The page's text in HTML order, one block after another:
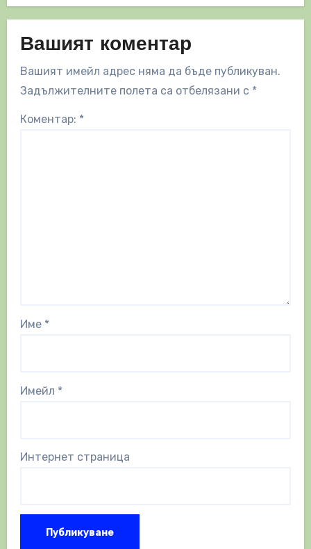
Вашият коментар
Вашият имейл адрес няма да бъде публикуван.
Задължителните полета са отбелязани с *
Коментар: *
Име *
Имейл *
Интернет страница